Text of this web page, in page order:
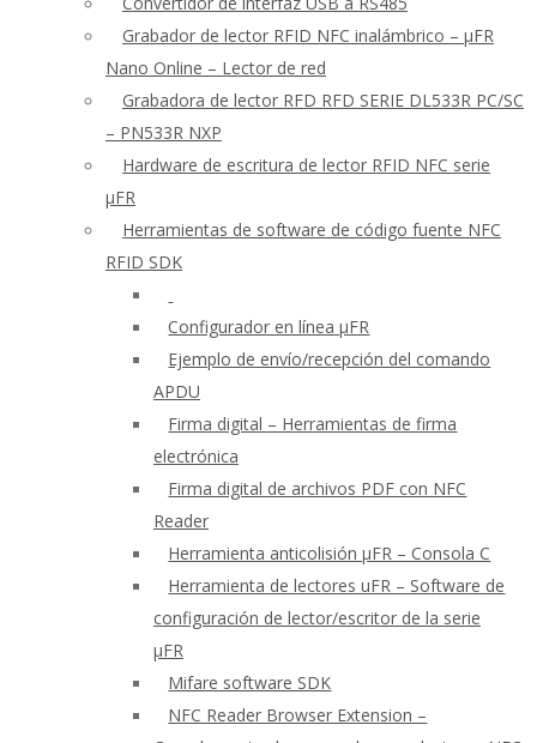
Grabador de lector RFID NFC inalámbrico – μFR
Nano Online – Lector de red
Grabadora de lector RFD RFD SERIE DL533R PC/SC
– PN533R NXP
Hardware de escritura de lector RFID NFC serie
μFR
Herramientas de software de código fuente NFC
RFID SDK
Configurador en línea μFR
Ejemplo de envío/recepción del comando
APDU
Firma digital – Herramientas de firma
electrónica
Firma digital de archivos PDF con NFC
Reader
Herramienta anticolisión μFR – Consola C
Herramienta de lectores uFR – Software de
configuración de lector/escritor de la serie
μFR
Mifare software SDK
NFC Reader Browser Extension –